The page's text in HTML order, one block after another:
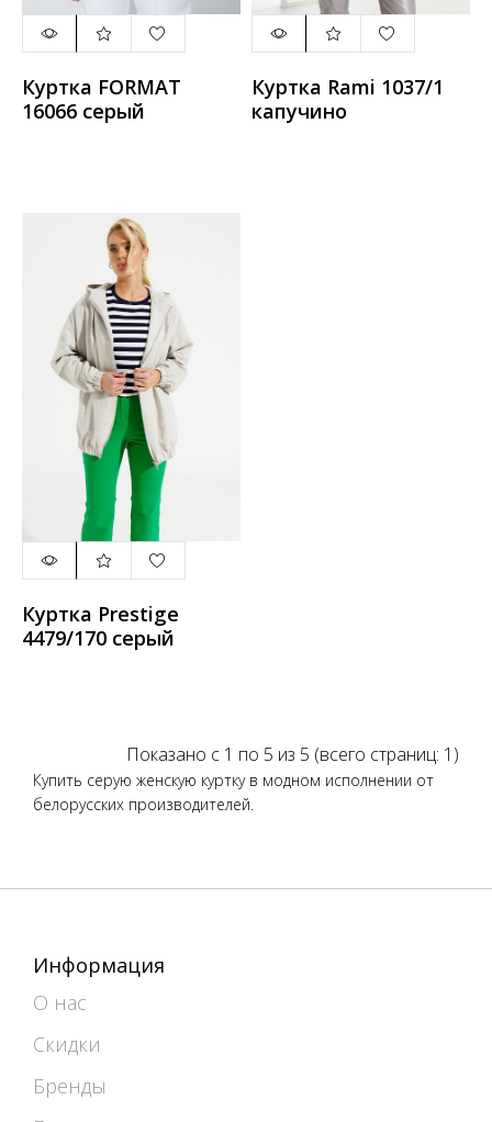
Куртка FORMAT
16066 серый
Куртка Rami 1037/1
капучино
Куртка Prestige
4479/170 серый
Показано с 1 по 5 из 5 (всего страниц: 1)
Купить серую женскую куртку в модном исполнении от
белорусских производителей.
Информация
О нас
Скидки
Бренды